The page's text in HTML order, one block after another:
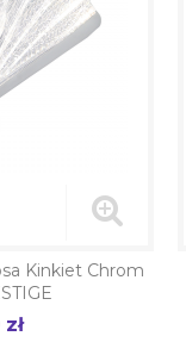
Kinkiet Chrom